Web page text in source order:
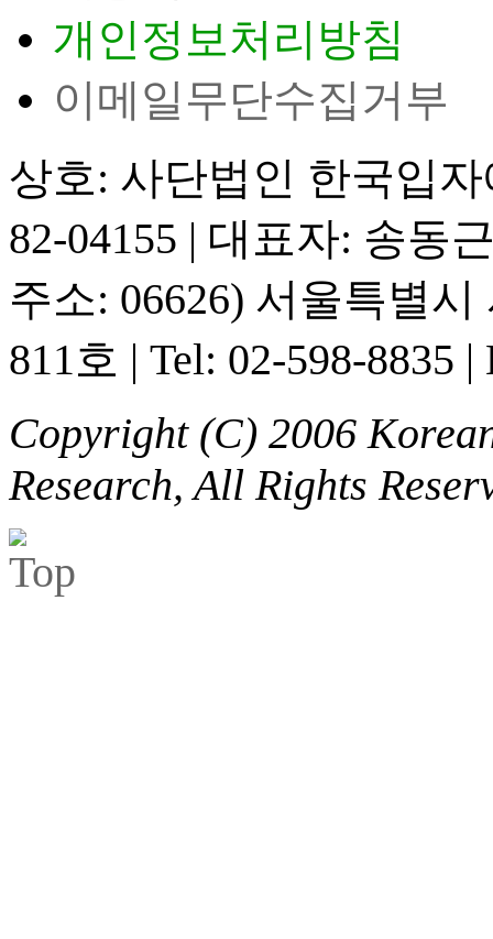
개인정보처리방침
이메일무단수집거부
상호: 사단법인 한국입
82-04155 | 대표자: 송동
주소: 06626) 서울특별
811호 | Tel: 02-598-8835 |
Copyright (C) 2006
Research, All Rights